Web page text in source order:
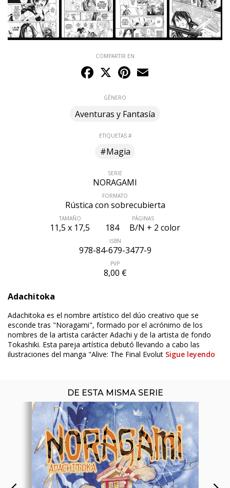
COMPARTIR EN
Facebook
X Pinterest
GÉNERO
Aventuras y Fantasía
ETIQUETAS #
#Magia
SERIE
NORAGAMI
FORMATO
Rústica con sobrecubierta
TAMAÑO
11,5 x 17,5
PÁGINAS
184 B/N + 2 color
ISBN
978-84-679-3477-9
PVP
8,00 €
Adachitoka
Adachitoka es el nombre artístico del dúo creativo que se
esconde tras "Noragami", formado por el acrónimo de los
nombres de la artista carácter Adachi y de la artista de fondo
Tokashiki. Esta pareja artística debutó llevando a cabo las
ilustraciones del manga "Alive: The Final Evolut Sigue leyendo
DE ESTA MISMA SERIE